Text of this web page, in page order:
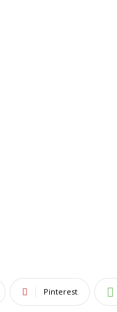
Pinterest